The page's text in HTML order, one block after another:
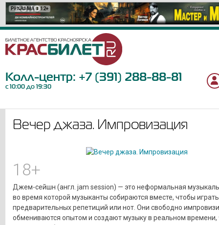
РЕКЛАМА 12+
РЕКЛАМА 12+
РЕКЛАМА 16+
РЕКЛАМА 16+
РЕКЛАМА 6+
РЕКЛАМА 6+
РЕКЛАМА 12+
РЕКЛАМА 12+
РЕКЛАМА 12+
РЕКЛАМА 12+
РЕКЛАМА 6+
РЕКЛАМА 18+
РЕКЛАМА 18+
РЕКЛАМА 12+
РЕКЛАМА 6+
РЕКЛАМА 12+
РЕКЛАМА 12+
РЕКЛАМА 6+
РЕКЛАМА 6+
РЕКЛАМА 0+
Колл-центр: +7 (391) 288-88-81
с 10:00 до 19:30
Вечер джаза. Импровизация
18+
Джем-сейшн (англ. jam session) — это неформальная
во время которой музыканты собираются вместе, чтобы
предварительных репетиций или нот. Они свободно
обмениваются опытом и создают музыку в реальном времени,